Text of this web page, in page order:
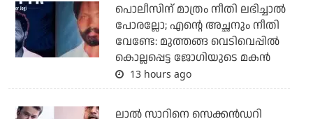
പൊലീസിന് മാത്രം നീതി ലഭിച്ചാല്‍
പോരല്ലോ; എന്റെ അച്ഛനും നീതി
വേണ്ടേ: മുത്തങ്ങ വെടിവെപ്പില്‍
കൊല്ലപ്പെട്ട ജോഗിയുടെ മകന്‍
13 hours ago
ലാല്‍ സാറിനെ സെക്കന്‍ഡറി